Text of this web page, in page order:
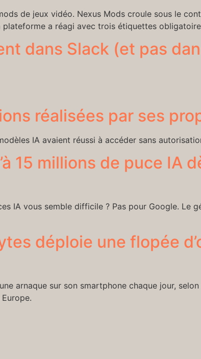
de jeux vidéo. Nexus Mods croule sous le
a réagi avec trois étiquettes
dans Slack (et pas
réalisées par ses
IA avaient réussi à accéder sans
15 millions de puce IA
IA vous semble difficile ? Pas pour Google. Le
déploie une flopée
arnaque sur son smartphone chaque jour,